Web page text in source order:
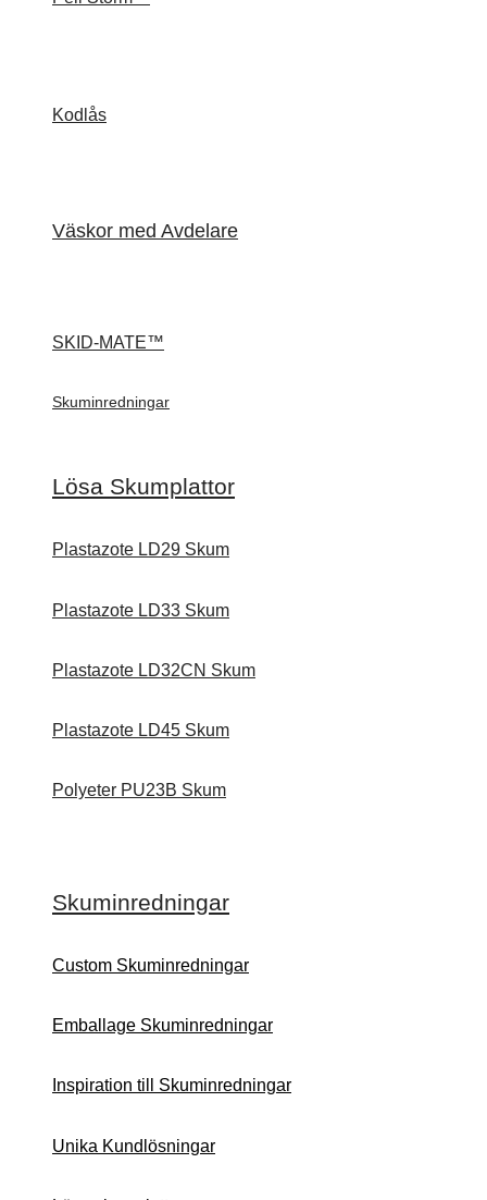
Kodlås
Väskor med Avdelare
SKID-MATE™
Skuminredningar
Lösa Skumplattor
Plastazote LD29 Skum
Plastazote LD33 Skum
Plastazote LD32CN Skum
Plastazote LD45 Skum
Polyeter PU23B Skum
Skuminredningar
Custom Skuminredningar
Emballage Skuminredningar
Inspiration till Skuminredningar
Unika Kundlösningar